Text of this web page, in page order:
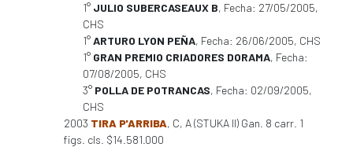
1° JULIO SUBERCASEAUX B, Fecha: 27/05/2005,
CHS
1°ARTURO LYON PEÑA, Fecha: 26/06/2005, CHS
1° GRAN PREMIO CRIADORES DORAMA, Fecha:
07/08/2005, CHS
3° POLLA DE POTRANCAS, Fecha: 02/09/2005,
CHS
2003 TIRA P'ARRIBA, C, A (STUKA II) Gan. 8 carr. 1
figs. cls. $14.581.000